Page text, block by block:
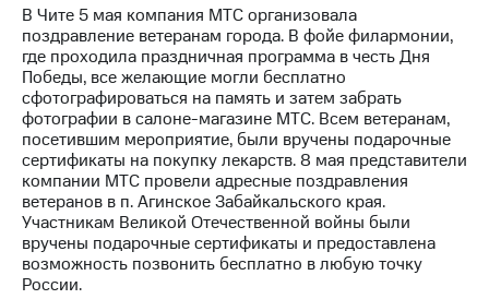
Финансовая
отчетность
Контакты
Новости
в
регионе
и акционерам
Корпоративное
управление
В Чите 5 мая компания МТС организовала
поздравление ветеранам города. В фойе филармонии,
где проходила праздничная программа в честь Дня
Победы, все желающие могли бесплатно
сфотографироваться на память и затем забрать
фотографии в салоне-магазине МТС. Всем ветеранам,
посетившим мероприятие, были вручены подарочные
сертификаты на покупку лекарств. 8 мая представители
компании МТС провели адресные поздравления
ветеранов в п. Агинское Забайкальского края.
Участникам Великой Отечественной войны были
вручены подарочные сертификаты и предоставлена
возможность позвонить бесплатно в любую точку
России.